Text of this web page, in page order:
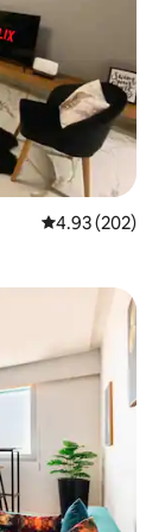
5 ರಲ್ಲಿ 4.93
4.93 (202)